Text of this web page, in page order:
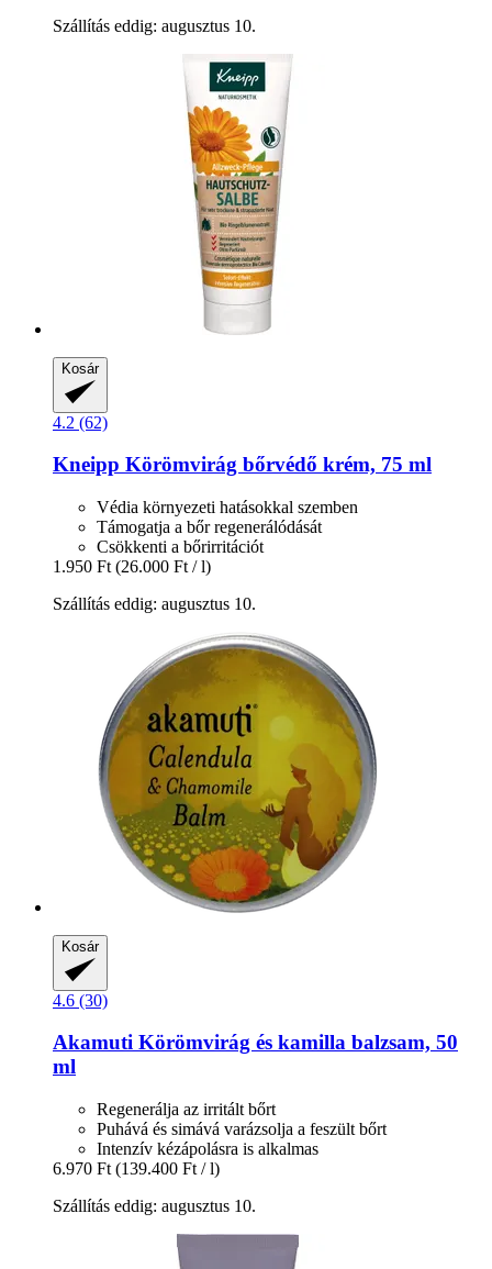
Szállítás eddig: augusztus 10.
Kosár
4.2 (62)
Kneipp Körömvirág bőrvédő krém, 75 ml
Védia környezeti hatásokkal szemben
Támogatja a bőr regenerálódását
Csökkenti a bőrirritációt
1.950 Ft (26.000 Ft / l)
Szállítás eddig: augusztus 10.
Kosár
4.6 (30)
Akamuti Körömvirág és kamilla balzsam, 50
ml
Regenerálja az irritált bőrt
Puhává és simává varázsolja a feszült bőrt
Intenzív kézápolásra is alkalmas
6.970 Ft (139.400 Ft / l)
Szállítás eddig: augusztus 10.